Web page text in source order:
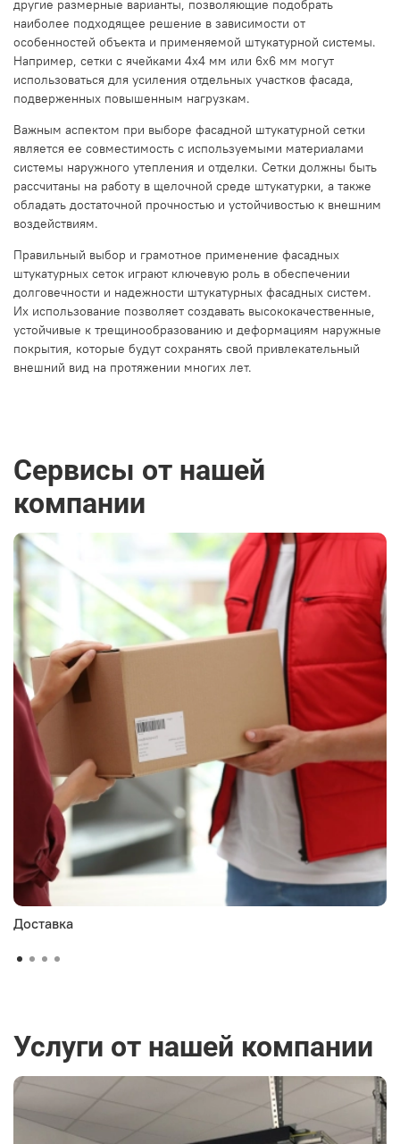
другие размерные варианты, позволяющие подобрать
наиболее подходящее решение в зависимости от
особенностей объекта и применяемой штукатурной системы.
Например, сетки с ячейками 4х4 мм или 6х6 мм могут
использоваться для усиления отдельных участков фасада,
подверженных повышенным нагрузкам.
Важным аспектом при выборе фасадной штукатурной сетки
является ее совместимость с используемыми материалами
системы наружного утепления и отделки. Сетки должны быть
рассчитаны на работу в щелочной среде штукатурки, а также
обладать достаточной прочностью и устойчивостью к внешним
воздействиям.
Правильный выбор и грамотное применение фасадных
штукатурных сеток играют ключевую роль в обеспечении
долговечности и надежности штукатурных фасадных систем.
Их использование позволяет создавать высококачественные,
устойчивые к трещинообразованию и деформациям наружные
покрытия, которые будут сохранять свой привлекательный
внешний вид на протяжении многих лет.
Сервисы от нашей
компании
Доставка
Услуги от нашей компании